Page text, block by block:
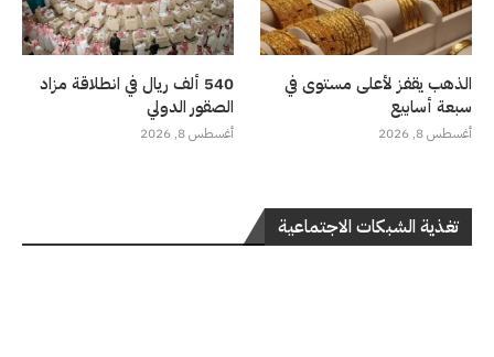
الذهب يقفز لأعلى مستوى في
سبعة أسابيع
أغسطس 8, 2026
540 ألف ريال في انطلاقة مزاد
الصقور الدولي
أغسطس 8, 2026
تغذية الشبكات الاجتماعية